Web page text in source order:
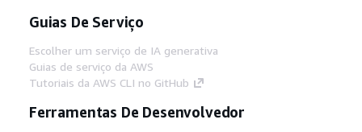
Guias De Serviço
Escolher um serviço de IA generativa
Guias de serviço da AWS
Tutoriais da AWS CLI no GitHub
Ferramentas De Desenvolvedor